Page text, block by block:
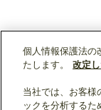
個人情報保護法の
たします。
改定
当社では、お客様
ックを分析するた